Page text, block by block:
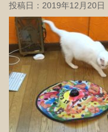
投稿日： 2019年12月20日